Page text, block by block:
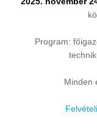
Program:
Minden